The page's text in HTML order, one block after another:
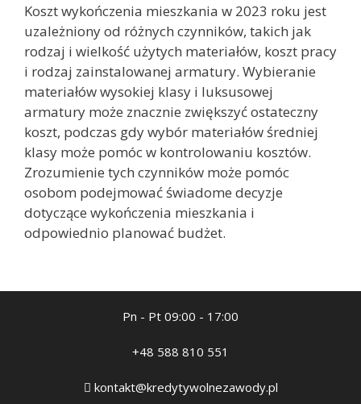
Koszt wykończenia mieszkania w 2023 roku jest
uzależniony od różnych czynników, takich jak
rodzaj i wielkość użytych materiałów, koszt pracy
i rodzaj zainstalowanej armatury. Wybieranie
materiałów wysokiej klasy i luksusowej
armatury może znacznie zwiększyć ostateczny
koszt, podczas gdy wybór materiałów średniej
klasy może pomóc w kontrolowaniu kosztów.
Zrozumienie tych czynników może pomóc
osobom podejmować świadome decyzje
dotyczące wykończenia mieszkania i
odpowiednio planować budżet.
Pn - Pt 09:00 - 17:00
+48 588 810 551
kontakt@kredytywolnezawody.pl